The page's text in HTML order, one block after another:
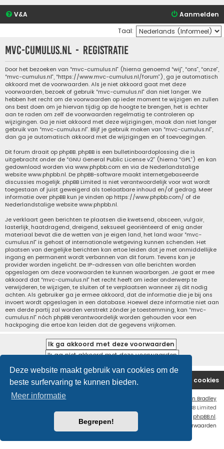
Deze website maakt gebruik van cookies om de
beste surfervaring te kunnen bieden.
Meer informatie
Begrepen!
V&A
Aanmelden
Taal:
mvc-cumulus.nl - Registratie
Door het bezoeken van “mvc-cumulus.nl” (hierna genoemd “wij”, “ons”, “onze”,
“mvc-cumulus.nl”, “https://www.mvc-cumulus.nl/forum”), ga je automatisch
akkoord met de voorwaarden. Als je niet akkoord gaat met deze
voorwaarden, bezoek of gebruik “mvc-cumulus.nl” dan niet langer. We
hebben het recht om de voorwaarden op ieder moment te wijzigen en zullen
ons best doen om je hiervan tijdig op de hoogte te brengen, het is echter
aan te raden om zelf de voorwaarden regelmatig te controleren op
wijzigingen. Ga je niet akkoord met deze wijzigingen, maak dan niet langer
gebruik van “mvc-cumulus.nl”. Blijf je gebruik maken van “mvc-cumulus.nl”,
dan ga je automatisch akkoord met de wijzigingen en of toevoegingen.
Dit forum draait op phpBB. phpBB is een bulletinboardoplossing die is
uitgebracht onder de “GNU General Public License v2” (hierna “GPL”) en kan
gedownload worden via www.phpbb.com en via de Nederlandstalige
websitewww.phpbb.nl. De phpBB-software maakt internetgebaseerde
discussies mogelijk. phpBB Limited is niet verantwoordelijk voor wat wordt
toegestaan of juist geweigerd als toelaatbare inhoud en/of gedrag. Meer
informatie over phpBB kun je vinden op https://www.phpbb.com/ of de
Nederlandstalige websitewww.phpbb.nl.
Je verklaart geen berichten te plaatsen die kwetsend, obsceen, vulgair,
lasterlijk, haatdragend, dreigend, seksueel georiënteerd of enig ander
materiaal bevat die de wetten van je eigen land, het land waar “mvc-
cumulus.nl” is gehost of internationale wetgeving kunnen schenden. Het
plaatsen van dergelijke berichten kan ertoe leiden dat je met onmiddellijke
ingang en permanent wordt verbannen van dit forum. Tevens kan je
provider worden ingelicht. De IP-adressen van alle berichten worden
opgeslagen om deze voorwaarden te kunnen waarborgen. Je gaat er mee
akkoord dat “mvc-cumulus.nl” het recht heeft om ieder onderwerp te
verwijderen, te wijzigen, te sluiten of te verplaatsen wanneer zij dit nodig
achten. Als gebruiker ga je ermee akkoord, dat de informatie die je bij ons
invoert wordt opgeslagen in een database. Hoewel deze informatie niet aan
een derde partij zal worden verstrekt zónder je toestemming, kan “mvc-
cumulus.nl” nóch phpBB verantwoordelijk worden gehouden voor een
hackpoging die ertoe kan leiden dat de gegevens vrijkomen.
Website Forum Verwijder cookies
Contact
Ian Bradley
® Forum Software © phpBB Limited
phpBB.nl.
Gebruikersvoorwaarden